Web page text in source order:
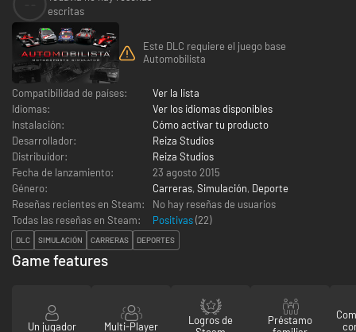
escritas
Este DLC requiere el juego base
Automobilista
Compatibilidad de países:
Ver la lista
Idiomas:
Ver los idiomas disponibles
Instalación:
Cómo activar tu producto
Desarrollador:
Reiza Studios
Distribuidor:
Reiza Studios
Fecha de lanzamiento:
23 agosto 2015
Género:
Carreras, Simulación, Deporte
Reseñas recientes en Steam:
No hay reseñas de usuarios
Todas las reseñas en Steam:
Positivas(22)
DLC SIMULACIÓN CARRERAS DEPORTES
Game features
Un jugador Multi-Player
Logros de
Préstamo